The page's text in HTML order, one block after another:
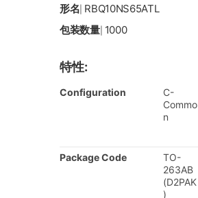
形名 RBQ10NS65ATL
包装数量| 1000
特性:
Configuration
C-
Commo
n
Package Code
TO-
263AB
(D2PAK
)